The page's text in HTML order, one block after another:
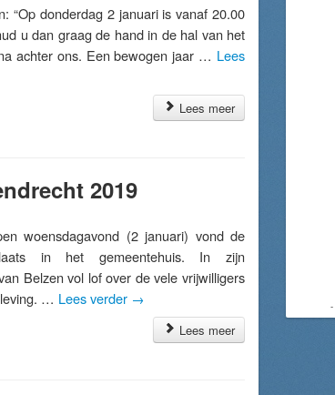
donderdag 2 januari is vanaf 20.00
u dan graag de hand in de hal van het
achter ons. Een bewogen jaar … Lees
Lees meer
2019
woensdagavond (2 januari) vond de
in het gemeentehuis. In zijn
Belzen vol lof over de vele vrijwilligers
… Lees verder →
Lees meer
-